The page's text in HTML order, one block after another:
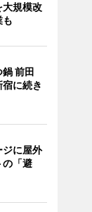
規模改
も
前田
に続き
に屋外
の「避